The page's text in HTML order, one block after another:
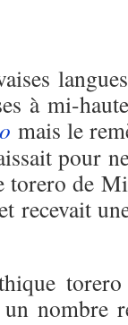
à mi-
mais le
pour
torero de
recevait
nombre